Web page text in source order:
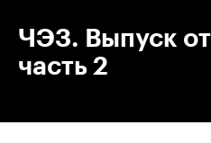
ЧЭЗ. Выпуск
часть 2